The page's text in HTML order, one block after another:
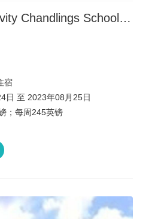
School牛津夏令营
宿
日 至 2023年08月25日
；每周245英镑